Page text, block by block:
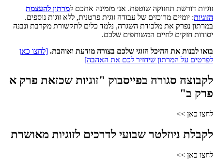
זוגיות דורשת תחזוקה שוטפת. אני מזמינה אתכם למרתון להעצמת
הזוגיות: יומיים מרוכזים של עבודה זוגית פרטנית, ללא זוגות נוספים.
במרתון נפרק את מלכודת השגרה, נלמד כלים לתקשורת מקרבת ונבנה
יסודות חזקים לחיים המשותפים שלכם.
בואו לבנות את ההיכל הזוגי שלכם בצורה מודעת ואוהבת. [לחצו כאן
לפרטים על המרתון שיחזיר לכם את האהבה]
לקבוצה סגורה בפייסבוק "זוגיות שכזאת פרק א
פרק ב"
לחצו כאן >>
לקבלת ניוזלטר שבועי לדרכים לזוגיות מאושרת
לחצו כאן >>